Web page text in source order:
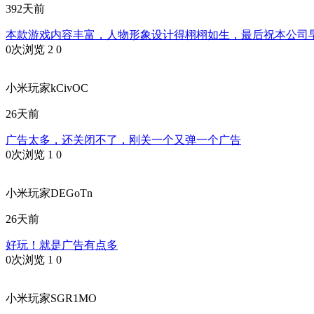
392天前
本款游戏内容丰富，人物形象设计得栩栩如生，最后祝本公司
0次浏览 2 0
小米玩家kCivOC
26天前
广告太多，还关闭不了，刚关一个又弹一个广告
0次浏览 1 0
小米玩家DEGoTn
26天前
好玩！就是广告有点多
0次浏览 1 0
小米玩家SGR1MO